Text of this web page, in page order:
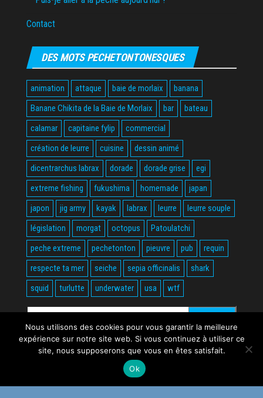
Contact
DES MOTS PECHETONTONESQUES
animation attaque baie de morlaix
banana
Banane Chikita de la Baie de Morlaix
bar
bateau
calamar
capitaine fylip
commercial
création de leurre
cuisine
dessin animé
dicentrarchus labrax
dorade dorade grise
egi
extreme fishing
fukushima homemade
japan
japon
jig army kayak labrax leurre
leurre souple
législation
morgat octopus
Patoulatchi
peche extreme
pechetonton pieuvre pub
requin
respecte ta mer
seiche sepia officinalis
shark
squid
turlutte underwater usa wtf
Rechercher :
WordPress
Nous utilisons des cookies pour vous garantir la meilleure
expérience sur notre site web. Si vous continuez à utiliser ce
site, nous supposerons que vous en êtes satisfait.
Ok